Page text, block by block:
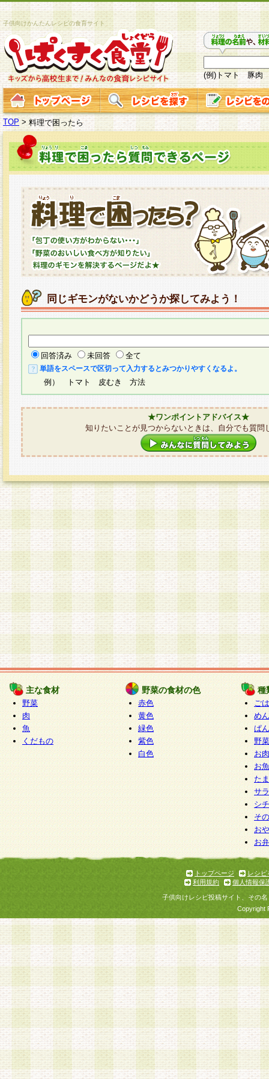
子供向けかんたんレシピの食育サイト
(例)トマト 豚肉
TOP >料理で困ったら
同じギモンがないかどうか探してみよう！
回答済み 未回答 全て
単語をスペースで区切って入力するとみつかりやすくなるよ。
例） トマト 皮むき 方法
★ワンポイントアドバイス★
知りたいことが見つからないときは、自分でも質問
主な食材
野菜
肉
魚
くだもの
野菜の食材の色
赤色
黄色
緑色
紫色
白色
種
ご
めん
ぱん
野
お
お
た
サ
シ
そ
お
お
トップページ
レシピ
利用規約
個人情報保
子供向けレシピ投稿サイト、その
Copyright